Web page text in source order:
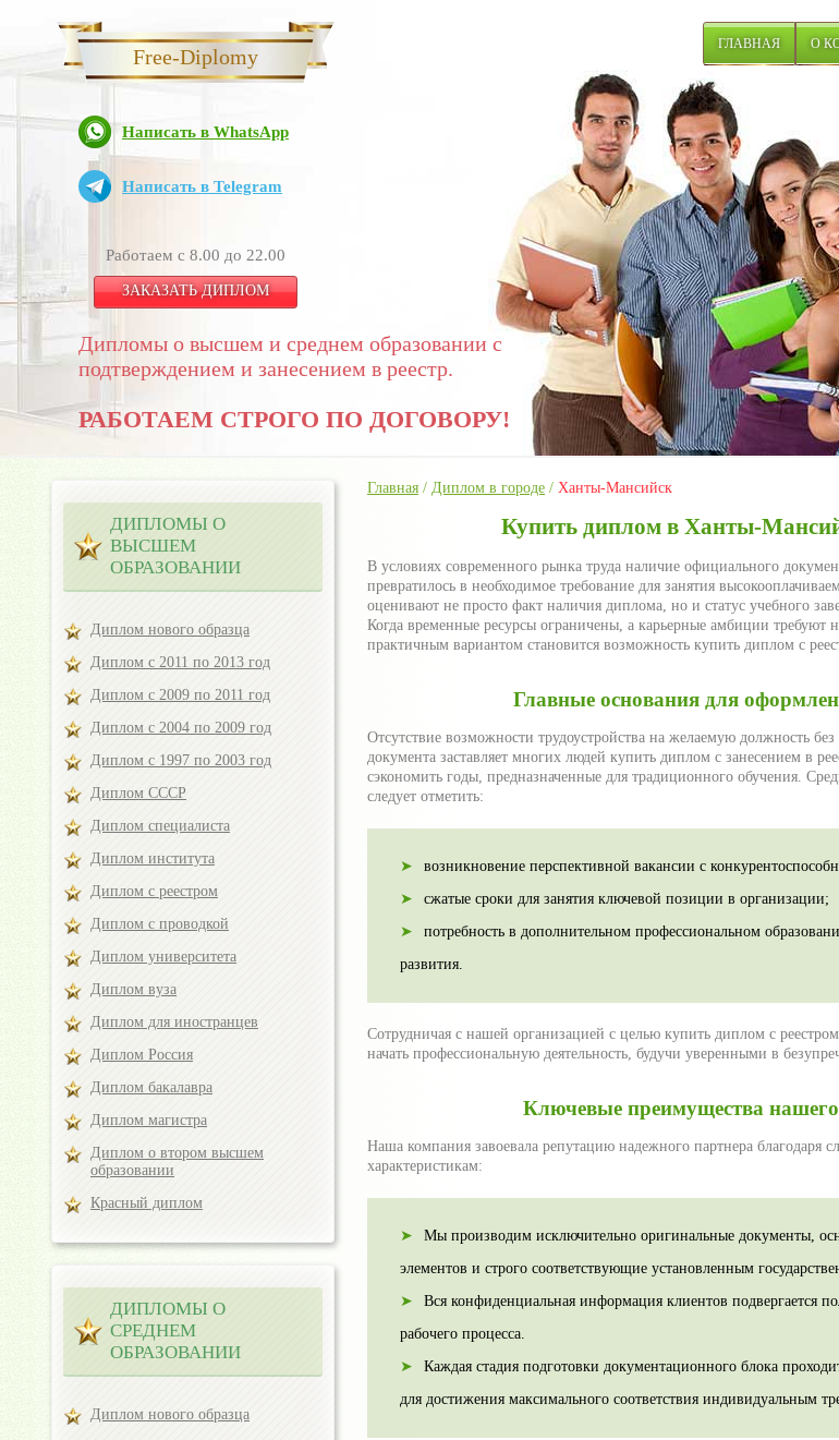
Free-Diplomy
Написать в WhatsApp
Написать в Telegram
Работаем с 8.00 до 22.00
ЗАКАЗАТЬ ДИПЛОМ
Дипломы о высшем и среднем образовании с
подтверждением и занесением в реестр.
РАБОТАЕМ СТРОГО ПО ДОГОВОРУ!
ГЛАВНАЯ О
Главная / Диплом в городе / Ханты-Мансийск
Купить диплом в Ханты-
В условиях современного рынка труда наличие официального
превратилось в необходимое требование для занятия
оценивают не просто факт наличия диплома, но и статус учебного
Когда временные ресурсы ограничены, а карьерные амбиции требуют
практичным вариантом становится возможность купить диплом с
Главные основания для
Отсутствие возможности трудоустройства на желаемую должность без
документа заставляет многих людей купить диплом с занесением в
сэкономить годы, предназначенные для традиционного обучения.
следует отметить:
возникновение перспективной вакансии с
сжатые сроки для занятия ключевой позиции в организации;
потребность в дополнительном профессиональном
развития.
Сотрудничая с нашей организацией с целью купить диплом с
начать профессиональную деятельность, будучи уверенными в
Ключевые преимущества
Наша компания завоевала репутацию надежного партнера благодаря
характеристикам:
Мы производим исключительно оригинальные документы,
элементов и строго соответствующие установленным
Вся конфиденциальная информация клиентов подвергается
рабочего процесса.
Каждая стадия подготовки документационного блока
для достижения максимального соответствия индивидуальным
ДИПЛОМЫ О
ВЫСШЕМ
ОБРАЗОВАНИИ
Диплом нового образца
Диплом с 2011 по 2013 год
Диплом с 2009 по 2011 год
Диплом с 2004 по 2009 год
Диплом с 1997 по 2003 год
Диплом СССР
Диплом специалиста
Диплом института
Диплом с реестром
Диплом с проводкой
Диплом университета
Диплом вуза
Диплом для иностранцев
Диплом Россия
Диплом бакалавра
Диплом магистра
Диплом о втором высшем
образовании
Красный диплом
ДИПЛОМЫ О
СРЕДНЕМ
ОБРАЗОВАНИИ
Диплом нового образца